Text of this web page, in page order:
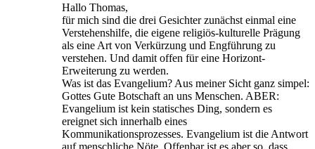
Hallo Thomas,
für mich sind die drei Gesichter zunächst einmal eine
Verstehenshilfe, die eigene religiös-kulturelle Prägung
als eine Art von Verkürzung und Engführung zu
verstehen. Und damit offen für eine Horizont-
Erweiterung zu werden.
Was ist das Evangelium? Aus meiner Sicht ganz simpel:
Gottes Gute Botschaft an uns Menschen. ABER:
Evangelium ist kein statisches Ding, sondern es
ereignet sich innerhalb eines
Kommunikationsprozesses. Evangelium ist die Antwort
auf menschliche Nöte. Offenbar ist es aber so, dass